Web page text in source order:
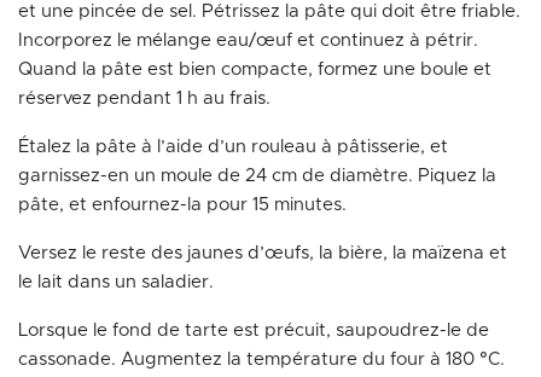
et une pincée de sel. Pétrissez la pâte qui doit être friable.
Incorporez le mélange eau/œuf et continuez à pétrir.
Quand la pâte est bien compacte, formez une boule et
réservez pendant 1 h au frais.
Étalez la pâte à l’aide d’un rouleau à pâtisserie, et
garnissez-en un moule de 24 cm de diamètre. Piquez la
pâte, et enfournez-la pour 15 minutes.
Versez le reste des jaunes d’œufs, la bière, la maïzena et
le lait dans un saladier.
Lorsque le fond de tarte est précuit, saupoudrez-le de
cassonade. Augmentez la température du four à 180 °C.